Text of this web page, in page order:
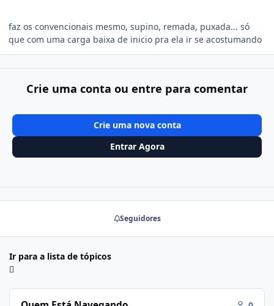
faz os convencionais mesmo, supino, remada, puxada... só
que com uma carga baixa de inicio pra ela ir se acostumando
Crie uma conta ou entre para comentar
Crie uma nova conta
Entrar Agora
Seguidores
Ir para a lista de tópicos